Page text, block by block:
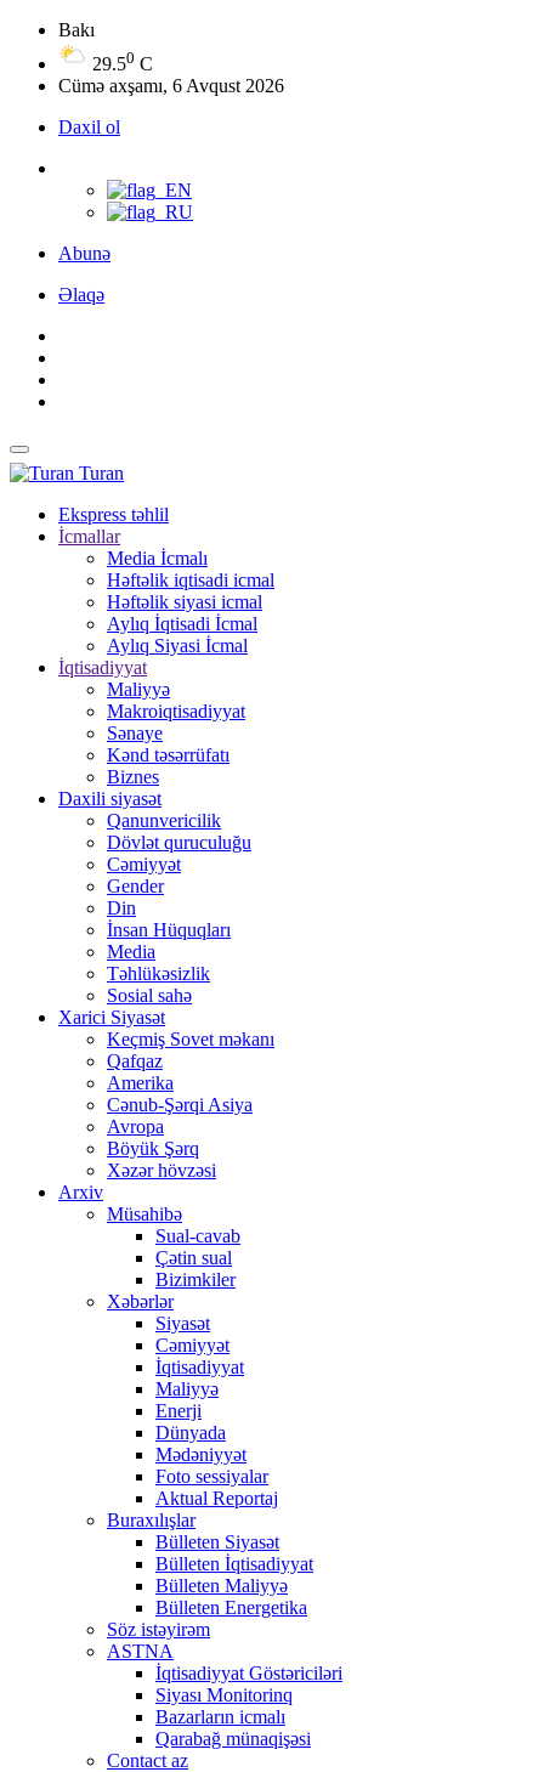
Bakı
29.50 C
Cümə axşamı, 6 Avqust 2026
Daxil ol
Abunə
Əlaqə
Turan
Ekspress təhlil
İcmallar
Media İcmalı
Həftəlik iqtisadi icmal
Həftəlik siyasi icmal
Aylıq İqtisadi İcmal
Aylıq Siyasi İcmal
İqtisadiyyat
Maliyyə
Makroiqtisadiyyat
Sənaye
Kənd təsərrüfatı
Biznes
Daxili siyasət
Qanunvericilik
Dövlət quruculuğu
Cəmiyyət
Gender
Din
İnsan Hüquqları
Media
Təhlükəsizlik
Sosial sahə
Xarici Siyasət
Keçmiş Sovet məkanı
Qafqaz
Amerika
Cənub-Şərqi Asiya
Avropa
Böyük Şərq
Xəzər hövzəsi
Arxiv
Müsahibə
Sual-cavab
Çətin sual
Bizimkiler
Xəbərlər
Siyasət
Cəmiyyət
İqtisadiyyat
Maliyyə
Enerji
Dünyada
Mədəniyyət
Foto sessiyalar
Aktual Reportaj
Buraxılışlar
Bülleten Siyasət
Bülleten İqtisadiyyat
Bülleten Maliyyə
Bülleten Energetika
Söz istəyirəm
ASTNA
İqtisadiyyat Göstəriciləri
Siyası Monitorinq
Bazarların icmalı
Qarabağ münaqişəsi
Contact az